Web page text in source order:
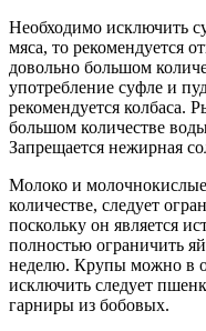
Необходимо исключить
мяса, то рекомендуется
довольно большом
употребление суфле и
рекомендуется колбаса.
большом количестве
Запрещается нежирная
Молоко и
количестве, следует
поскольку он является
полностью ограничить
неделю. Крупы можно в
исключить следует
гарниры из бобовых.